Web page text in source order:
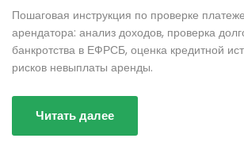
Пошаговая инструкция по проверке
арендатора: анализ доходов, проверка
банкротства в ЕФРСБ, оценка кредитной
рисков невыплаты аренды.
Читать далее